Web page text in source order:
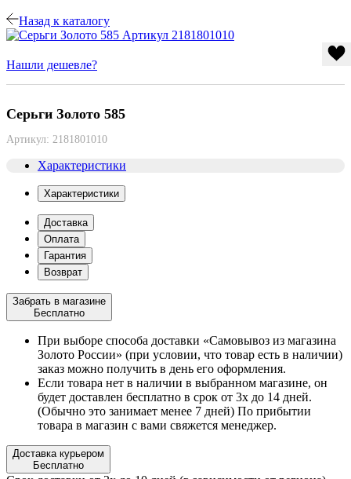
Назад к каталогу
Нашли дешевле?
Серьги Золото 585
Артикул: 2181801010
Характеристики
Характеристики
Доставка
Оплата
Гарантия
Возврат
Забрать в магазине
Бесплатно
При выборе способа доставки «Самовывоз из магазина
Золото России» (при условии, что товар есть в наличии)
заказ можно получить в день его оформления.
Если товара нет в наличии в выбранном магазине, он
будет доставлен бесплатно в срок от 3х до 14 дней.
(Обычно это занимает менее 7 дней) По прибытии
товара в магазин с вами свяжется менеджер.
Доставка курьером
Бесплатно